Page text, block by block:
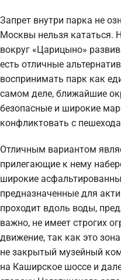
Запрет внутри парка не
Москвы нельзя кататься.
вокруг «Царицыно»
есть отличные
воспринимать парк как
самом деле, ближайшие
безопасные и широкие
конфликтовать с
Отличным вариантом
прилегающие к нему
широкие
предназначенные для
проходит вдоль воды,
важно, не имеет строгих
движение, так как это
не закрытый музейный
на Каширское шоссе и